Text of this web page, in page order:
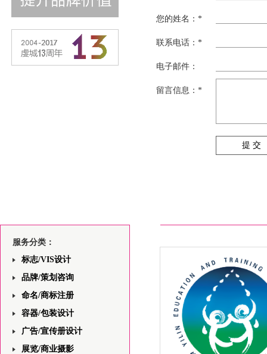
您的姓名：*
联系电话：*
电子邮件：
留言信息：*
提 交
服务分类：
标志/VIS设计
品牌/策划咨询
命名/商标注册
容器/包装设计
广告/宣传册设计
展览/商业摄影